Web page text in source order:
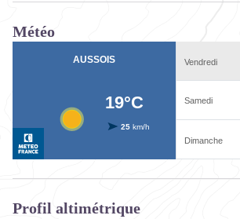
Météo
Profil altimétrique